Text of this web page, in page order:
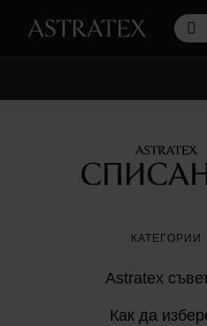
КАТЕГОРИИ
Astratex
Как да